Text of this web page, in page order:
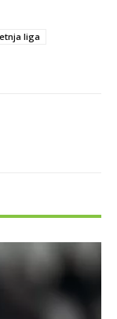
liga